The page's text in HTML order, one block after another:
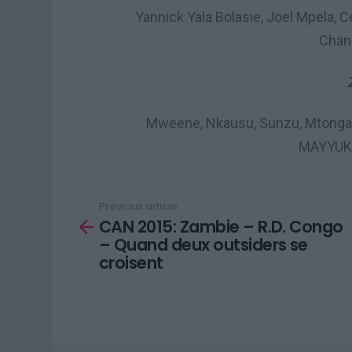
Yannick Yala Bolasie, Joel Mpela,
Mweene, Nkausu, Sunzu,
more
Previous article
CAN 2015: Zambie – R.D. Congo
– Quand deux outsiders se
croisent